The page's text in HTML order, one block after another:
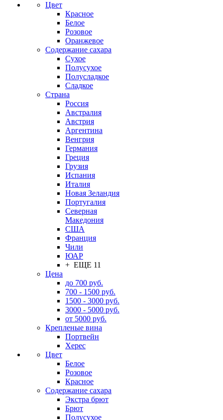
Цвет
Красное
Белое
Розовое
Оранжевое
Содержание сахара
Сухое
Полусухое
Полусладкое
Сладкое
Страна
Россия
Австралия
Австрия
Аргентина
Венгрия
Германия
Греция
Грузия
Испания
Италия
Новая Зеландия
Португалия
Северная
Македония
США
Франция
Чили
ЮАР
+ ЕЩЕ 11
Цена
до 700 руб.
700 - 1500 руб.
1500 - 3000 руб.
3000 - 5000 руб.
от 5000 руб.
Крепленые вина
Портвейн
Херес
Цвет
Белое
Розовое
Красное
Содержание сахара
Экстра брют
Брют
Полусухое